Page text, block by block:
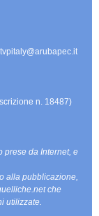
n. 18487)
prese da Internet, e
alla pubblicazione,
che
utilizzate.